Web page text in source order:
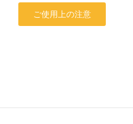
ご使用上の注意